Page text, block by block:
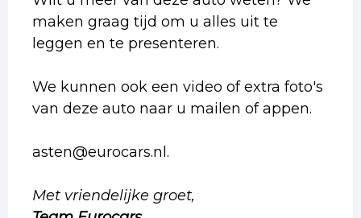
maken graag tijd om u alles uit te
leggen en te presenteren.
We kunnen ook een video of extra foto's
van deze auto naar u mailen of appen.
asten@eurocars.nl.
Met vriendelijke groet,